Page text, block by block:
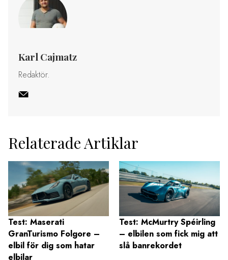
Karl Cajmatz
Redaktör.
Relaterade Artiklar
Test: Maserati
GranTurismo Folgore –
elbil för dig som hatar
elbilar
Test: McMurtry Spéirling
– elbilen som fick mig att
slå banrekordet